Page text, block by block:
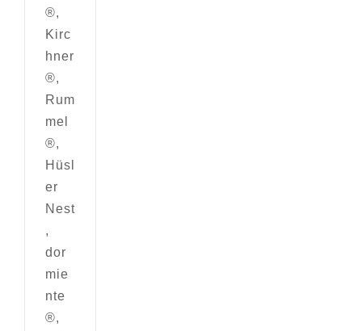
®,
Kirc
hner
®,
Rum
mel
®,
Hüsl
er
Nest
,
dor
mie
nte
®,